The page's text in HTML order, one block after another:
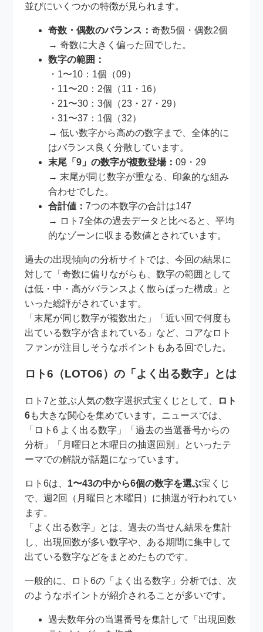
並びにいくつかの特徴が見られます。
奇数・偶数のバランス：奇数5個・偶数2個
→ 奇数に大きく偏った回でした。
数字の範囲：
・1〜10：1個（09）
・11〜20：2個（11・16）
・21〜30：3個（23・27・29）
・31〜37：1個（32）
→ 低い数字から高めの数字まで、全体的に
はバランス良く分散しています。
末尾「9」の数字が複数登場：09・29
→ 末尾が同じ数字が重なる、印象的な組み
合わせでした。
合計値：7つの本数字の合計は147
→ ロト7全体の過去データと比べると、平均
的なゾーンに収まる数値とされています。
過去の出現傾向の分析サイトでは、今回の結果に
対して「奇数に偏りながらも、数字の範囲として
は低・中・高がバランスよく散らばった構成」と
いった総評がされています。
「末尾が同じ数字が複数出た」「近い回で何度も
出ている数字が含まれている」など、コアなロト
ファンが注目しそうなポイントもある回でした。
ロト6（LOTO6）の「よく出る数字」とは
ロト7と並ぶ人気の数字選択式宝くじとして、
ロト
6も大きな関心を集めています。ニュースでは、
「ロト6 よく出る数字」「過去の当選番号からの
分析」「月曜日と木曜日の抽選回別」といったテ
ーマでの解説が話題になっています。
ロト6は、 1〜43の中から6個の数字を選ぶ宝くじ
で、週2回（月曜日と木曜日）に抽選が行われてい
ます。
「よく出る数字」とは、過去の当せん結果を集計
し、出現回数が多い数字や、ある期間に集中して
出ている数字などをまとめたものです。
一般的に、ロト6の「よく出る数字」分析では、次
のようなポイントが紹介されることが多いです。
過去数年分の当選番号を集計して「出現回数